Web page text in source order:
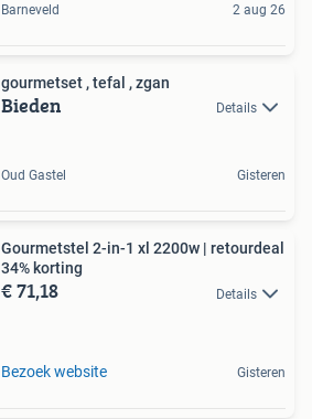
Barneveld 2 aug 26
gourmetset , tefal , zgan
Bieden Details
Oud Gastel Gisteren
Gourmetstel 2-in-1 xl 2200w | retourdeal
34% korting
€ 71,18 Details
Bezoek website Gisteren